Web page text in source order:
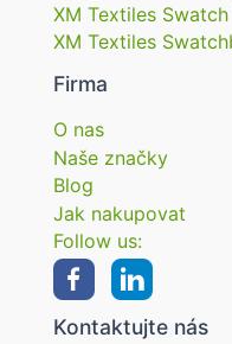
XM Textiles
XM Textiles
Firma
O nas
Naše značky
Blog
Jak nakupovat
Follow us:
Kontaktujte nás